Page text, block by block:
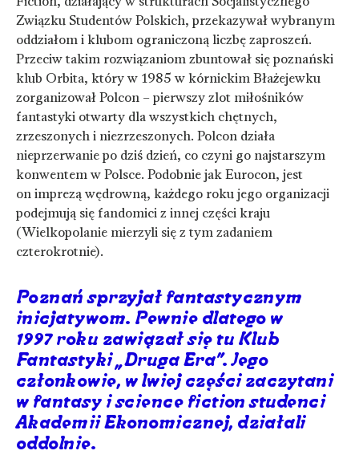
Związku Studentów Polskich, przekazywał wybranym
oddziałom i klubom ograniczoną liczbę zaproszeń.
Przeciw takim rozwiązaniom zbuntował się poznański
klub Orbita, który w 1985 w kórnickim Błażejewku
zorganizował Polcon – pierwszy zlot miłośników
fantastyki otwarty dla wszystkich chętnych,
zrzeszonych i niezrzeszonych. Polcon działa
nieprzerwanie po dziś dzień, co czyni go najstarszym
konwentem w Polsce. Podobnie jak Eurocon, jest
on imprezą wędrowną, każdego roku jego organizacji
podejmują się fandomici z innej części kraju
(Wielkopolanie mierzyli się z tym zadaniem
czterokrotnie).
Poznań sprzyjał fantastycznym
inicjatywom. Pewnie dlatego w
1997 roku zawiązał się tu Klub
Fantastyki „Druga Era”. Jego
członkowie, w lwiej części zaczytani
w fantasy i science fiction studenci
Akademii Ekonomicznej, działali
oddolnie.